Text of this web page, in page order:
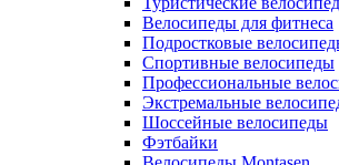
Велосипеды для фитнеса
Подростковые
Спортивные велосипеды
Профессиональные
Экстремальные
Шоссейные велосипеды
Фэтбайки